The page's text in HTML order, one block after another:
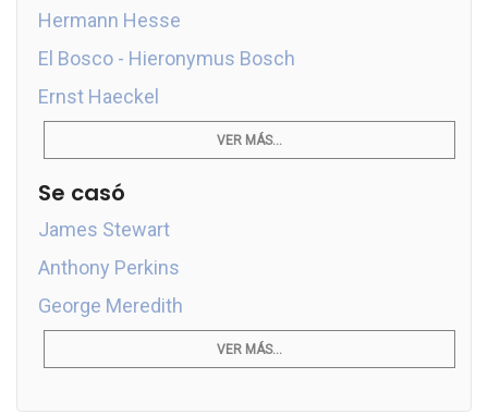
Hermann Hesse
El Bosco - Hieronymus Bosch
Ernst Haeckel
VER MÁS...
Se casó
James Stewart
Anthony Perkins
George Meredith
VER MÁS...